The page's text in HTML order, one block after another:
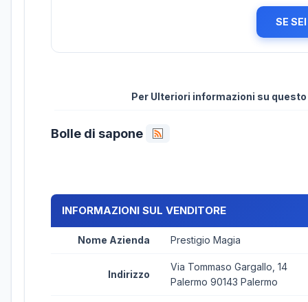
SE
Per Ulteriori informazioni su
Bolle di sapone
INFORMAZIONI SUL VENDITORE
Nome Azienda Prestigio Magia
Indirizzo
Via Tommaso Gargallo, 14
Palermo 90143 Palermo